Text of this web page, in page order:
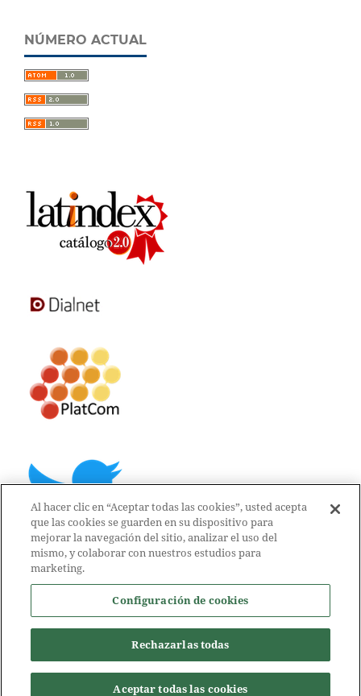
NÚMERO ACTUAL
Al hacer clic en “Aceptar todas las cookies”, usted acepta
que las cookies se guarden en su dispositivo para
mejorar la navegación del sitio, analizar el uso del
mismo, y colaborar con nuestros estudios para
marketing.
Configuración de cookies
Rechazarlas todas
Aceptar todas las cookies